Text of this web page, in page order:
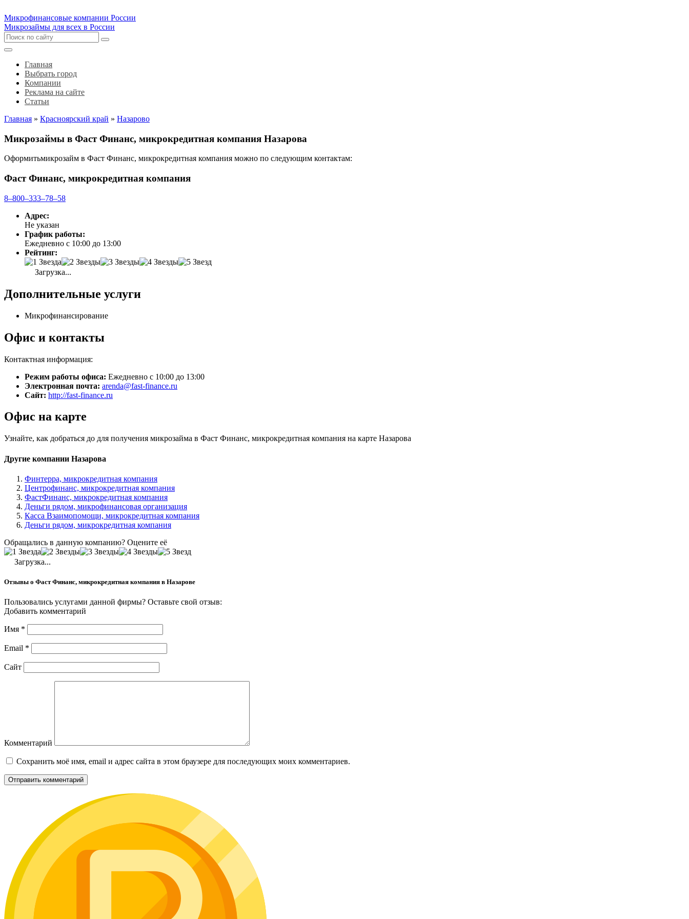
Микрофинансовые компании России
Микрозаймы для всех в России
Главная
Выбрать город
Компании
Реклама на сайте
Статьи
Главная » Красноярский край » Назарово
Микрозаймы в Фаст Финанс, микрокредитная компания Назарова
Оформитьмикрозайм в Фаст Финанс, микрокредитная компания можно по следующим контактам:
Фаст Финанс, микрокредитная компания
8‒800‒333‒78‒58
Адрес:
Не указан
График работы:
Ежедневно с 10:00 до 13:00
Рейтинг:
Загрузка...
Дополнительные услуги
Микрофинансирование
Офис и контакты
Контактная информация:
Режим работы офиса: Ежедневно с 10:00 до 13:00
Электронная почта: arenda@fast-finance.ru
Сайт: http://fast-finance.ru
Офис на карте
Узнайте, как добраться до для получения микрозайма в Фаст Финанс, микрокредитная компания на карте Назарова
Другие компании Назарова
Финтерра, микрокредитная компания
Центрофинанс, микрокредитная компания
ФастФинанс, микрокредитная компания
Деньги рядом, микрофинансовая организация
Касса Взаимопомощи, микрокредитная компания
Деньги рядом, микрокредитная компания
Обращались в данную компанию? Оцените её
Загрузка...
Отзывы о Фаст Финанс, микрокредитная компания в Назарове
Пользовались услугами данной фирмы? Оставьте свой отзыв:
Добавить комментарий
Имя *
Email *
Сайт
Комментарий
Сохранить моё имя, email и адрес сайта в этом браузере для последующих моих комментариев.